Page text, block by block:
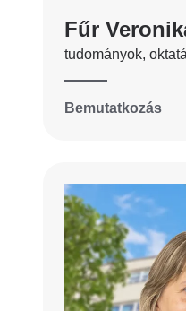
Fűr
tudományok,
Bemutatkozás